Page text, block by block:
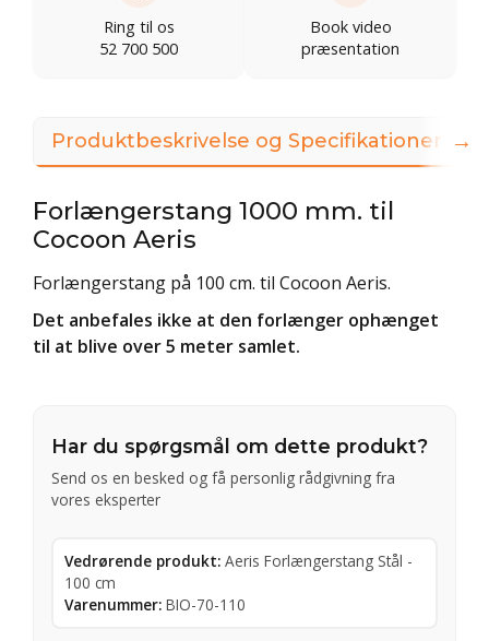
Ring til os
52 700 500
Book video
præsentation
Produktbeskrivelse og Specifikationer
Forlængerstang 1000 mm. til
Cocoon Aeris
Forlængerstang på 100 cm. til Cocoon Aeris.
Det anbefales ikke at den forlænger ophænget
til at blive over 5 meter samlet.
Har du spørgsmål om dette produkt?
Send os en besked og få personlig rådgivning fra
vores eksperter
Vedrørende produkt: Aeris Forlængerstang Stål -
100 cm
Varenummer: BIO-70-110
→